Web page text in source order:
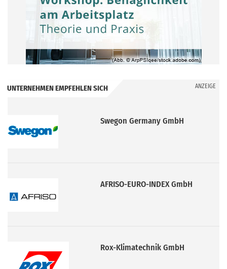
UNTERNEHMEN EMPFEHLEN SICH ANZEIGE
AFRISO-EURO-INDEX GmbH
Rox-Klimatechnik GmbH